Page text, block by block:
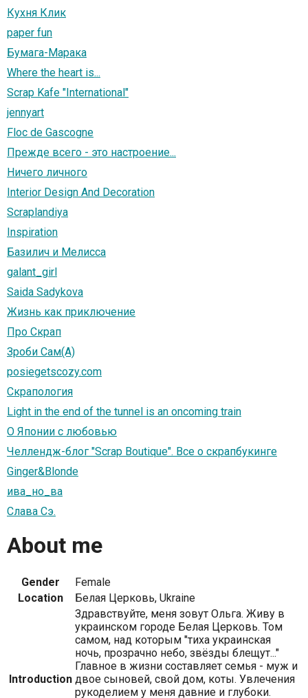
Кухня Клик
paper fun
Бумага-Марака
Where the heart is...
Scrap Kafe "International"
jennyart
Floc de Gascogne
Прежде всего - это настроение...
Ничего личного
Interior Design And Decoration
Scraplandiya
Inspiration
Базилич и Мелисса
galant_girl
Saida Sadykova
Жизнь как приключение
Про Скрап
Зроби Сам(А)
posiegetscozy.com
Скрапология
Light in the end of the tunnel is an oncoming train
О Японии с любовью
Челлендж-блог "Scrap Boutique". Все о скрапбукинге
Ginger&Blonde
ива_но_ва
Слава Сэ.
About me
Gender
Female
Location
Белая Церковь, Ukraine
Introduction
Здравствуйте, меня зовут Ольга. Живу в
украинском городе Белая Церковь. Том
самом, над которым "тиха украинская
ночь, прозрачно небо, звёзды блещут..."
Главное в жизни составляет семья - муж и
двое сыновей, свой дом, коты. Увлечения
рукоделием у меня давние и глубоки.